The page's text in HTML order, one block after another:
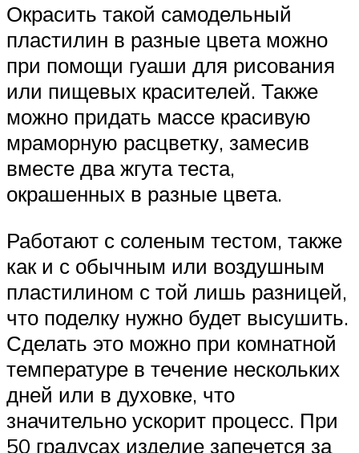
Окрасить такой самодельный
пластилин в разные цвета можно
при помощи гуаши для рисования
или пищевых красителей. Также
можно придать массе красивую
мраморную расцветку, замесив
вместе два жгута теста,
окрашенных в разные цвета.
Работают с соленым тестом, также
как и с обычным или воздушным
пластилином с той лишь разницей,
что поделку нужно будет высушить.
Сделать это можно при комнатной
температуре в течение нескольких
дней или в духовке, что
значительно ускорит процесс. При
50 градусах изделие запечется за